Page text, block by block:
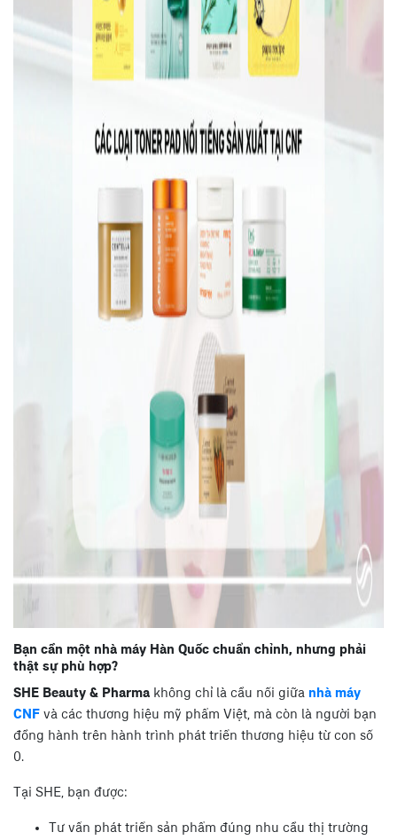
Bạn cần một nhà máy Hàn Quốc chuẩn chỉnh, nhưng phải
thật sự phù hợp?
SHE Beauty & Pharma không chỉ là cầu nối giữa nhà máy
CNF và các thương hiệu mỹ phẩm Việt, mà còn là người bạn
đồng hành trên hành trình phát triển thương hiệu từ con số
0.
Tại SHE, bạn được:
Tư vấn phát triển sản phẩm đúng nhu cầu thị trường